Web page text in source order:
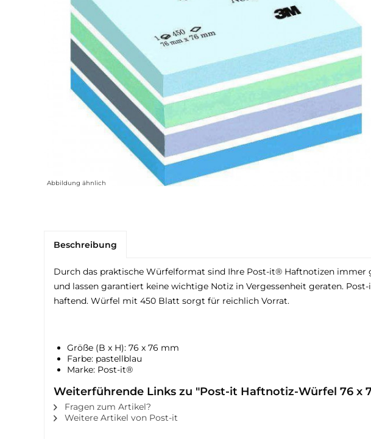
Abbildung ähnlich
Beschreibung
Durch das praktische Würfelformat sind Ihre Post-it® Haftnotizen
und lassen garantiert keine wichtige Notiz in Vergessenheit geraten.
haftend. Würfel mit 450 Blatt sorgt für reichlich Vorrat.
Größe (B x H): 76 x 76 mm
Farbe: pastellblau
Marke: Post-it®
Weiterführende Links zu "Post-it Haftnotiz-Würfel 76 x
Fragen zum Artikel?
Weitere Artikel von Post-it